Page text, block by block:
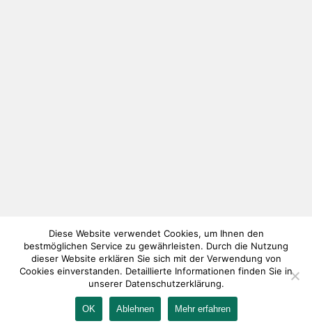
IMPRESSUM KONTAKT AGB DATENSCHUTZ
Diese Website verwendet Cookies, um Ihnen den
bestmöglichen Service zu gewährleisten. Durch die Nutzung
dieser Website erklären Sie sich mit der Verwendung von
Cookies einverstanden. Detaillierte Informationen finden Sie in
unserer Datenschutzerklärung.
OK Ablehnen Mehr erfahren